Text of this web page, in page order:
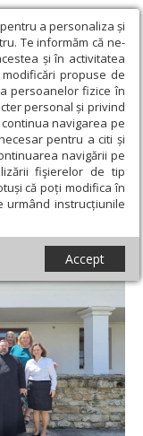
a personaliza și
Te informăm că ne-
și în activitatea
propuse de
persoanelor fizice în
personal și privind
navigarea pe
pentru a citi și
navigării pe
fişierelor de tip
că poți modifica în
urmând instrucțiunile
Accept
› Adunarea
și Bacăului
din